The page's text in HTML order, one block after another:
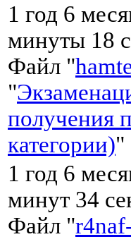
1 год 6
минуты 18
Файл "
"
получения
категории)"
1 год 6
минут 34
Файл "